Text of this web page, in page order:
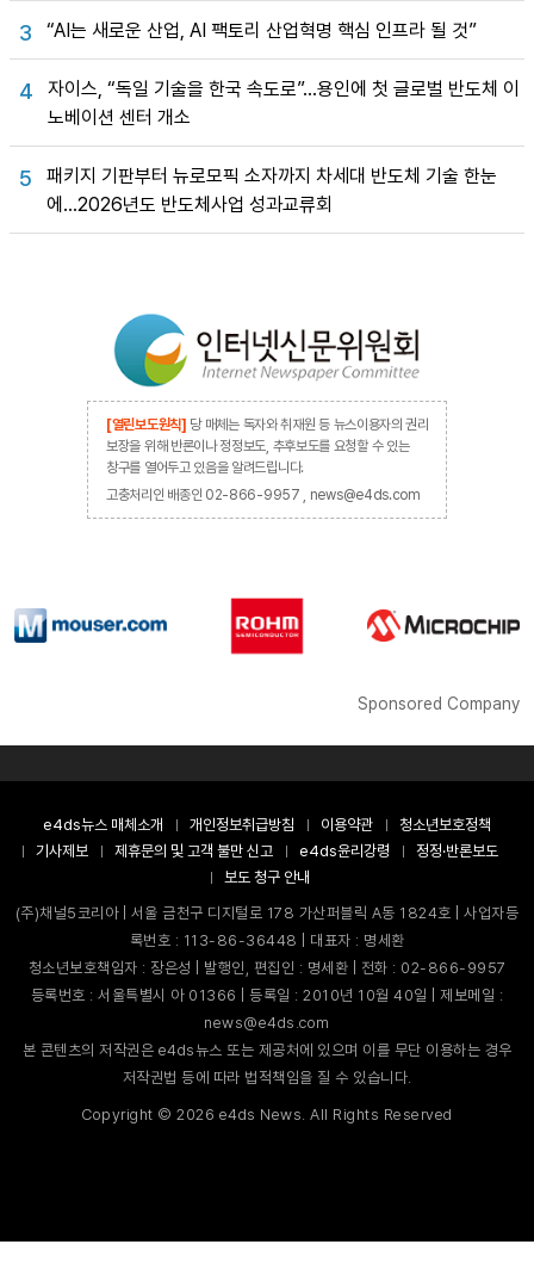
3 “AI는 새로운 산업, AI 팩토리 산업혁명 핵심 인프라 될 것”
4
자이스, “독일 기술을 한국 속도로”…용인에 첫 글로벌 반도체 이
노베이션 센터 개소
5
패키지 기판부터 뉴로모픽 소자까지 차세대 반도체 기술 한눈
에…2026년도 반도체사업 성과교류회
[열린보도원칙] 당 매체는 독자와 취재원 등 뉴스이용자의 권리
보장을 위해 반론이나 정정보도, 추후보도를 요청할 수 있는
창구를 열어두고 있음을 알려드립니다.
고충처리인 배종인 02-866-9957 , news@e4ds.com
Sponsored Company
e4ds뉴스 매체소개 개인정보취급방침 이용약관
청소년보호정책
기사제보
제휴문의 및 고객 불만 신고 e4ds윤리강령
정정·반론보도
보도 청구 안내
(주)채널5코리아 | 서울 금천구 디지털로 178 가산퍼블릭 A동 1824호 | 사업자등
록번호 : 113-86-36448 | 대표자 : 명세환
청소년보호책임자 : 장은성 | 발행인, 편집인 : 명세환 | 전화 : 02-866-9957
등록번호 : 서울특별시 아 01366 | 등록일 : 2010년 10월 40일 | 제보메일 :
news@e4ds.com
본 콘텐츠의 저작권은 e4ds뉴스 또는 제공처에 있으며 이를 무단 이용하는 경우
저작권법 등에 따라 법적책임을 질 수 있습니다.
Copyright ©2026 e4ds News. All Rights Reserved